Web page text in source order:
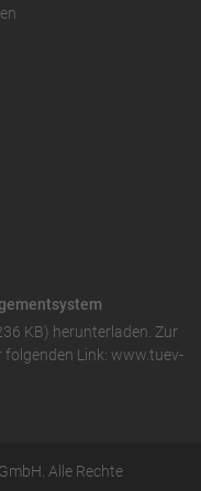
KB) herunterladen. Zur
folgenden Link: www.tuev-
Alle Rechte